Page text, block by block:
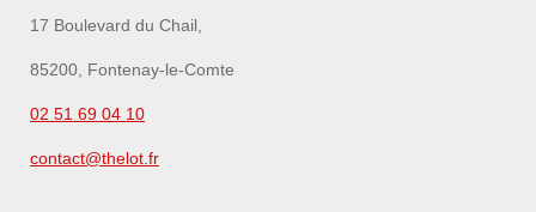
17 Boulevard du Chail,
85200, Fontenay-le-Comte
02 51 69 04 10
contact@thelot.fr